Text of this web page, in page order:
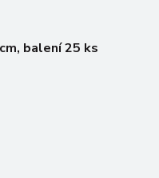
balení 25 ks